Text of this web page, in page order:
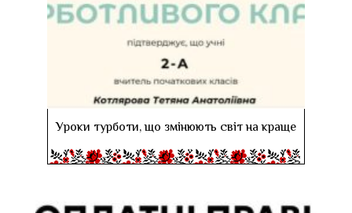
Уроки турботи, що змінюють світ на краще